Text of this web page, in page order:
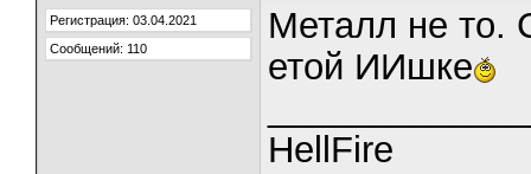
Регистрация: 03.04.2021
Сообщений: 110
Металл не то.
етой ИИшке
HellFire